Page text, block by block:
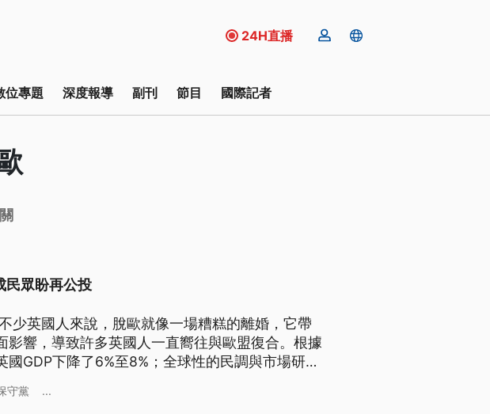
24H直播
位專題 深度報導 副刊 節目 國際記者
民眾盼再公投
少英國人來說，脫歐就像一場糟糕的離婚，它帶
影響，導致許多英國人一直嚮往與歐盟復合。根據
GDP下降了6%至8%；全球性的民調與市場研究
守黨 ...